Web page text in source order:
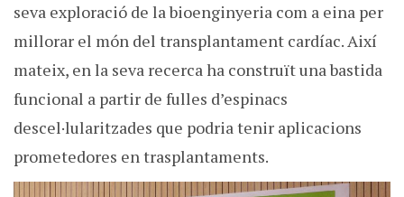
seva exploració de la bioenginyeria com a eina per
millorar el món del transplantament cardíac. Així
mateix, en la seva recerca ha construït una bastida
funcional a partir de fulles d’espinacs
descel·lularitzades que podria tenir aplicacions
prometedores en trasplantaments.